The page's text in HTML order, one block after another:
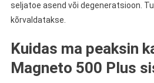
seljatoe asend või degeneratsioon.
kõrvaldatakse.
Kuidas ma peaksin
Magneto 500 Plus